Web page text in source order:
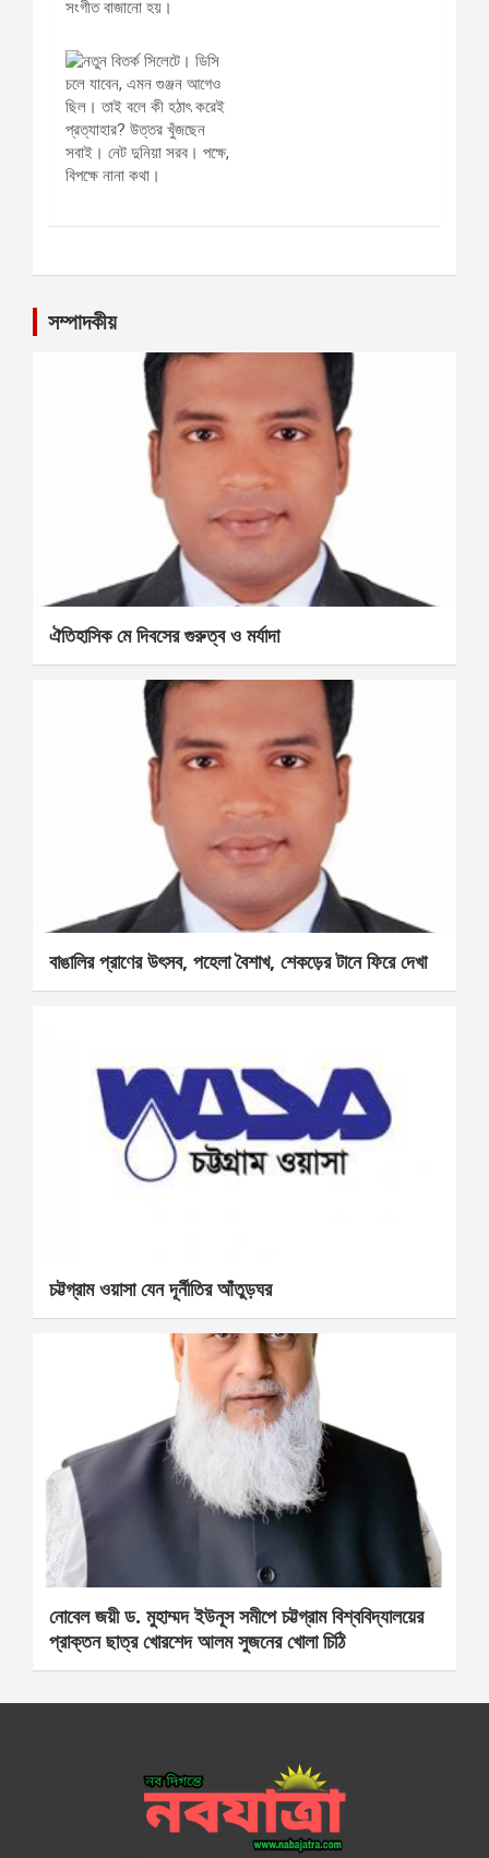
সম্পাদকীয়
ঐতিহাসিক মে দিবসের গুরুত্ব ও মর্যাদা
বাঙালির প্রাণের উৎসব, পহেলা বৈশাখ, শেকড়ের টানে ফিরে দেখা
চট্টগ্রাম ওয়াসা যেন দূর্নীতির আঁতুড়ঘর
নোবেল জয়ী ড. মুহাম্মদ ইউনূস সমীপে চট্টগ্রাম বিশ্ববিদ্যালয়ের
প্রাক্তন ছাত্র খোরশেদ আলম সুজনের খোলা চিঠি